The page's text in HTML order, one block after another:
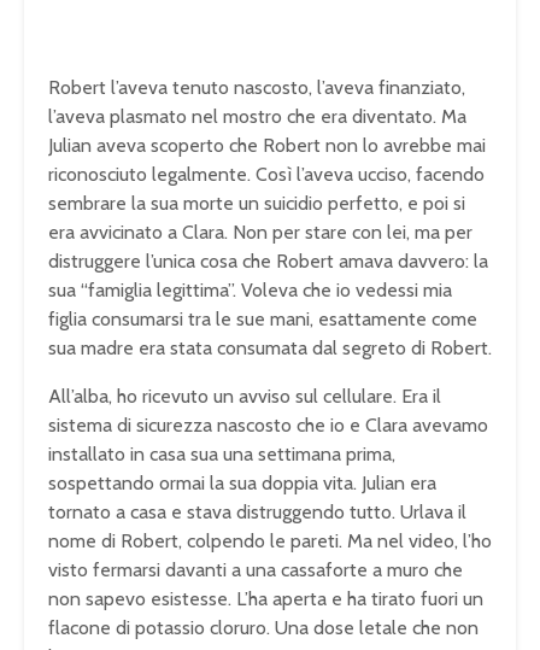
Robert l’aveva tenuto nascosto, l’aveva finanziato,
l’aveva plasmato nel mostro che era diventato. Ma
Julian aveva scoperto che Robert non lo avrebbe mai
riconosciuto legalmente. Così l’aveva ucciso, facendo
sembrare la sua morte un suicidio perfetto, e poi si
era avvicinato a Clara. Non per stare con lei, ma per
distruggere l’unica cosa che Robert amava davvero: la
sua “famiglia legittima”. Voleva che io vedessi mia
figlia consumarsi tra le sue mani, esattamente come
sua madre era stata consumata dal segreto di Robert.
All’alba, ho ricevuto un avviso sul cellulare. Era il
sistema di sicurezza nascosto che io e Clara avevamo
installato in casa sua una settimana prima,
sospettando ormai la sua doppia vita. Julian era
tornato a casa e stava distruggendo tutto. Urlava il
nome di Robert, colpendo le pareti. Ma nel video, l’ho
visto fermarsi davanti a una cassaforte a muro che
non sapevo esistesse. L’ha aperta e ha tirato fuori un
flacone di potassio cloruro. Una dose letale che non